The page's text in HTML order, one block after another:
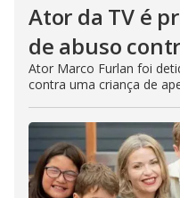
Ator da TV é
de abuso
Ator Marco Furlan foi
contra uma criança de